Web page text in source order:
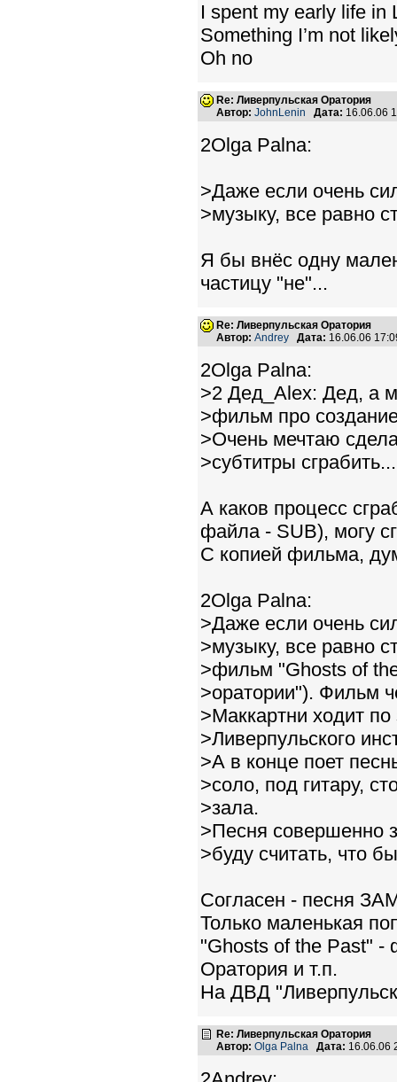
I spent my early life in
Something I’m not
Oh no
Re: Ливерпульская Оратория
Автор: JohnLenin Дата: 16.06.06
2Olga Palna:
>Даже если очень
>музыку, все равно
Я бы внёс одну
частицу "не"...
Re: Ливерпульская Оратория
Автор: Andrey Дата: 16.06.06
2Olga Palna:
>2 Дед_Alex: Дед, а
>фильм про
>Очень мечтаю
>субтитры сграбить...
А каков процесс
файла - SUB), могу
С копией фильма,
2Olga Palna:
>Даже если очень
>музыку, все равно
>фильм "Ghosts of
>оратории"). Фильм
>Маккартни ходит
>Ливерпульского
>А в конце поет
>соло, под гитару,
>зала.
>Песня совершенно
>буду считать, что
Согласен - песня
Только маленькая
"Ghosts of the Past" -
Оратория и т.п.
На ДВД
Re: Ливерпульская Оратория
Автор: Olga Palna Дата: